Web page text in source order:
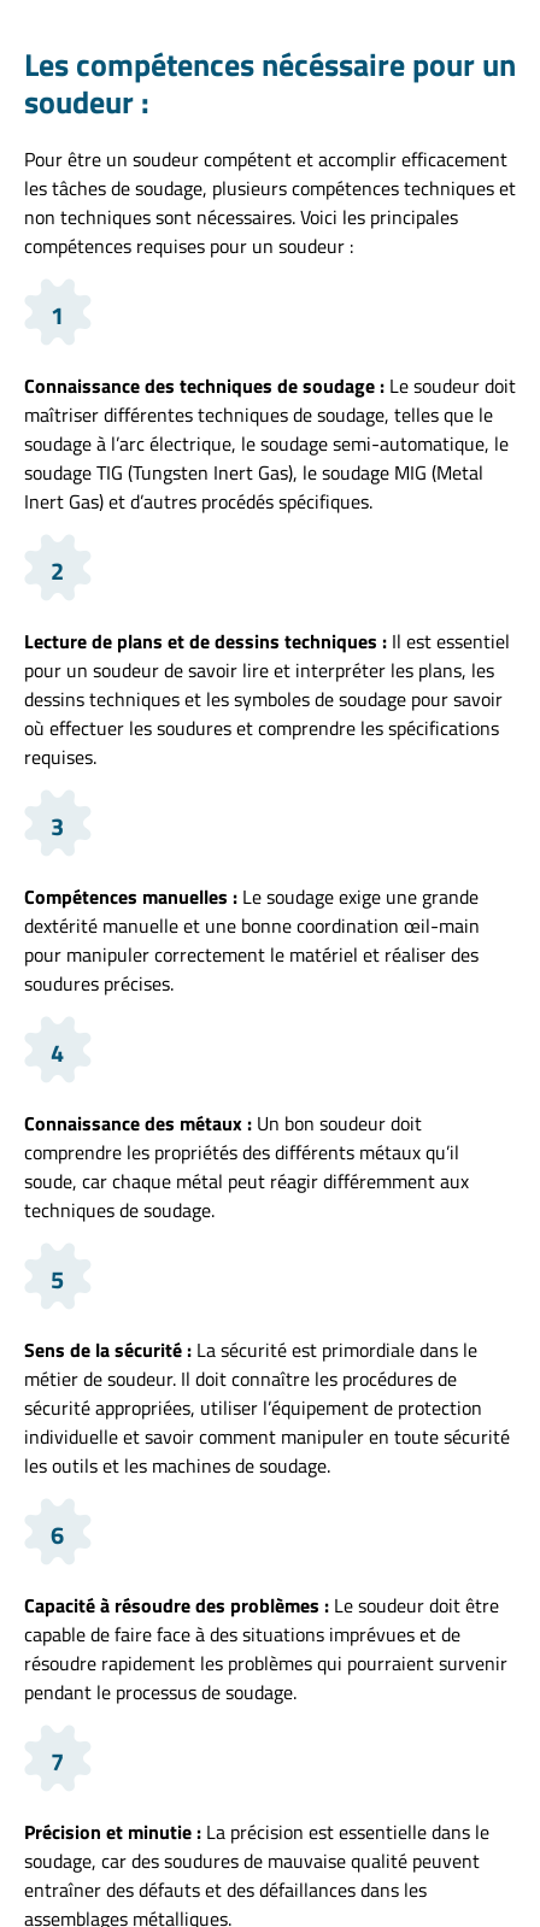
Les compétences nécéssaire pour un
soudeur :
Pour être un soudeur compétent et accomplir efficacement
les tâches de soudage, plusieurs compétences techniques et
non techniques sont nécessaires. Voici les principales
compétences requises pour un soudeur :
1
Connaissance des techniques de soudage : Le soudeur doit
maîtriser différentes techniques de soudage, telles que le
soudage à l’arc électrique, le soudage semi-automatique, le
soudage TIG (Tungsten Inert Gas), le soudage MIG (Metal
Inert Gas) et d’autres procédés spécifiques.
2
Lecture de plans et de dessins techniques : Il est essentiel
pour un soudeur de savoir lire et interpréter les plans, les
dessins techniques et les symboles de soudage pour savoir
où effectuer les soudures et comprendre les spécifications
requises.
3
Compétences manuelles : Le soudage exige une grande
dextérité manuelle et une bonne coordination œil-main
pour manipuler correctement le matériel et réaliser des
soudures précises.
4
Connaissance des métaux : Un bon soudeur doit
comprendre les propriétés des différents métaux qu’il
soude, car chaque métal peut réagir différemment aux
techniques de soudage.
5
Sens de la sécurité : La sécurité est primordiale dans le
métier de soudeur. Il doit connaître les procédures de
sécurité appropriées, utiliser l’équipement de protection
individuelle et savoir comment manipuler en toute sécurité
les outils et les machines de soudage.
6
Capacité à résoudre des problèmes : Le soudeur doit être
capable de faire face à des situations imprévues et de
résoudre rapidement les problèmes qui pourraient survenir
pendant le processus de soudage.
7
Précision et minutie : La précision est essentielle dans le
soudage, car des soudures de mauvaise qualité peuvent
entraîner des défauts et des défaillances dans les
assemblages métalliques.